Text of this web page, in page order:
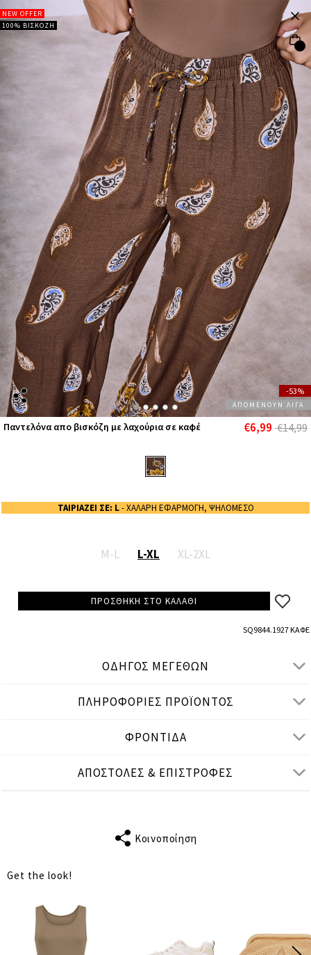
NEW OFFER
100% ΒΙΣΚΟΖΗ
-53%
ΑΠΟΜΕΝΟΥΝ ΛΙΓΑ
Παντελόνα απο βισκόζη με λαχούρια σε καφέ €6,99 €14,99
ΤΑΙΡΙΑΖΕΙ ΣΕ: L- ΧΑΛΑΡΗ ΕΦΑΡΜΟΓΗ, ΨΗΛΟΜΕΣΟ
M-L L-XL XL-2XL
ΠΡΟΣΘΗΚΗ ΣΤΟ ΚΑΛΑΘΙ
SQ9844.1927 ΚΑΦΕ
ΟΔΗΓΟΣ ΜΕΓΕΘΩΝ
● ΧΑΛΑΡΗ ΕΦΑΡΜΟΓΗ, ΨΗΛΟΜΕΣΟ
in
ΠΕΡΙΦΕΡΕΙΑ
ΜΗΚΟΣ
ΕΣΩΤΕΡΙΚΟ
ΜΗΚΟΣ ΠΑΤΖΑΚΙ
M-L L-XL XL-2XL
62 66
74 74
ΠΛΗΡΟΦΟΡΙΕΣ ΠΡΟΪΟΝΤΟΣ
ΦΡΟΝΤΙΔΑ
ΑΠΟΣΤΟΛΕΣ & ΕΠΙΣΤΡΟΦΕΣ
Κοινοποίηση
Get the look!